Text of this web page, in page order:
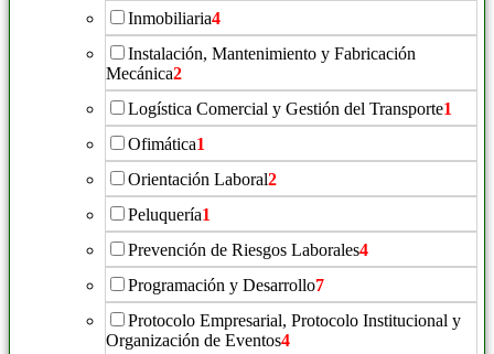
Inmobiliaria4
Instalación, Mantenimiento y Fabricación
Mecánica2
Logística Comercial y Gestión del Transporte1
Ofimática1
Orientación Laboral2
Peluquería1
Prevención de Riesgos Laborales4
Programación y Desarrollo7
Protocolo Empresarial, Protocolo Institucional y
Organización de Eventos4